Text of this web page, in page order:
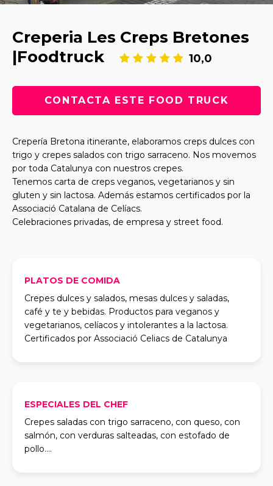
Creperia Les Creps Bretones
|Foodtruck
10,0
CONTACTA ESTE FOOD TRUCK
Crepería Bretona itinerante, elaboramos creps dulces con
trigo y crepes salados con trigo sarraceno. Nos movemos
por toda Catalunya con nuestros crepes.
Tenemos carta de creps veganos, vegetarianos y sin
gluten y sin lactosa. Además estamos certificados por la
Associació Catalana de Celíacs.
Celebraciones privadas, de empresa y street food.
PLATOS DE COMIDA
Crepes dulces y salados, mesas dulces y saladas,
café y te y bebidas. Productos para veganos y
vegetarianos, celíacos y intolerantes a la lactosa.
Certificados por Associació Celiacs de Catalunya
ESPECIALES DEL CHEF
Crepes saladas con trigo sarraceno, con queso, con
salmón, con verduras salteadas, con estofado de
pollo....